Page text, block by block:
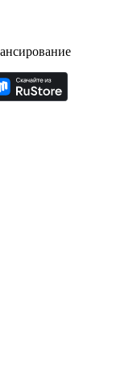
рынку для